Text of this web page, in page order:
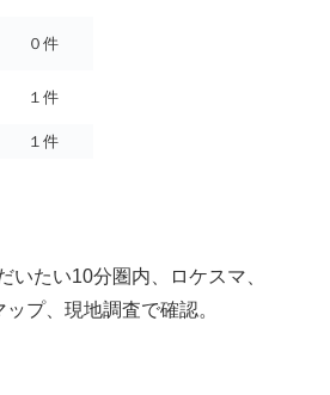
０件
１件
１件
たい10分圏内、ロケスマ、
プ、現地調査で確認。